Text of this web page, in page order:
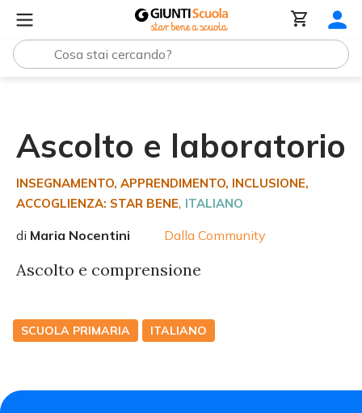
Ascolto e laboratorio
INSEGNAMENTO, APPRENDIMENTO, INCLUSIONE,
ACCOGLIENZA: STAR BENE, ITALIANO
di Maria Nocentini Dalla Community
Ascolto e comprensione
SCUOLA PRIMARIA ITALIANO